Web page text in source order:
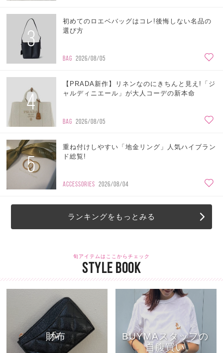
3
初めてのロエベバッグはコレ!後悔しない名品の
選び方
BAG 2026/08/05
4
【PRADA新作】リネンなのにきちんと見え!「ジ
ャルディニエール」が大人コーデの新本命
BAG 2026/08/05
5
重ね付けしやすい「地金リング」人気ハイブラン
ド総覧!
ACCESSORIES 2026/08/04
ランキングをもっとみる
旬アイテムはここからチェック
STYLE BOOK
財布
BUYMAスタッフの
自腹買い